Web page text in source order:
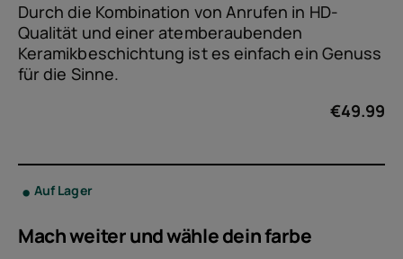
Durch die Kombination von Anrufen in HD-
Qualität und einer atemberaubenden
Keramikbeschichtung ist es einfach ein Genuss
für die Sinne.
€49.99
Auf Lager
Mach weiter und wähle deinfarbe